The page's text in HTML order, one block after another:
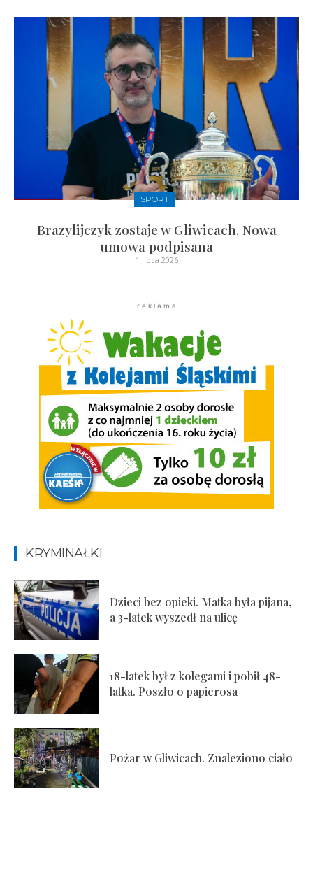
SPORT
Brazylijczyk zostaje w Gliwicach. Nowa
umowa podpisana
1 lipca 2026
r e k l a m a
KRYMINAŁKI
Dzieci bez opieki. Matka była pijana,
a 3-latek wyszedł na ulicę
18-latek był z kolegami i pobił 48-
latka. Poszło o papierosa
Pożar w Gliwicach. Znaleziono ciało